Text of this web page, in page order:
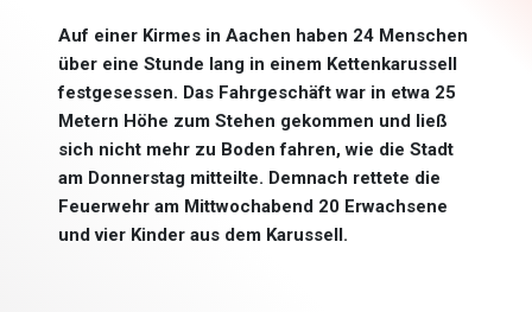
Auf einer Kirmes in Aachen haben 24 Menschen
über eine Stunde lang in einem Kettenkarussell
festgesessen. Das Fahrgeschäft war in etwa 25
Metern Höhe zum Stehen gekommen und ließ
sich nicht mehr zu Boden fahren, wie die Stadt
am Donnerstag mitteilte. Demnach rettete die
Feuerwehr am Mittwochabend 20 Erwachsene
und vier Kinder aus dem Karussell.